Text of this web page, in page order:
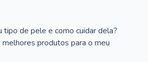
tipo de pele e como cuidar dela?
melhores produtos para o meu